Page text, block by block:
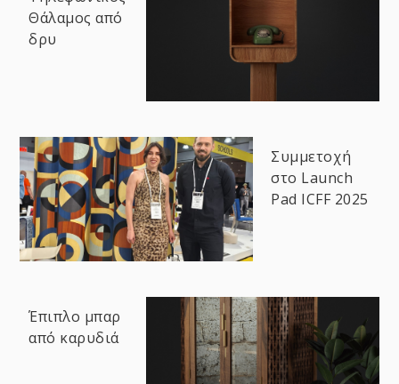
Θάλαμος από
δρυ
Συμμετοχή
στο Launch
Pad ICFF 2025
Έπιπλο μπαρ
από καρυδιά